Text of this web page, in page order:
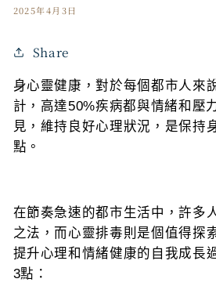
2025年4月3日
Share
身心靈健康，對於每個都市人來
計，高達50%疾病都與情緒和壓
見，維持良好心理狀況，是保持
點。
在節奏急速的都市生活中，許多
之法，而心靈排毒則是個值得探
提升心理和情緒健康的自我成長
3點：